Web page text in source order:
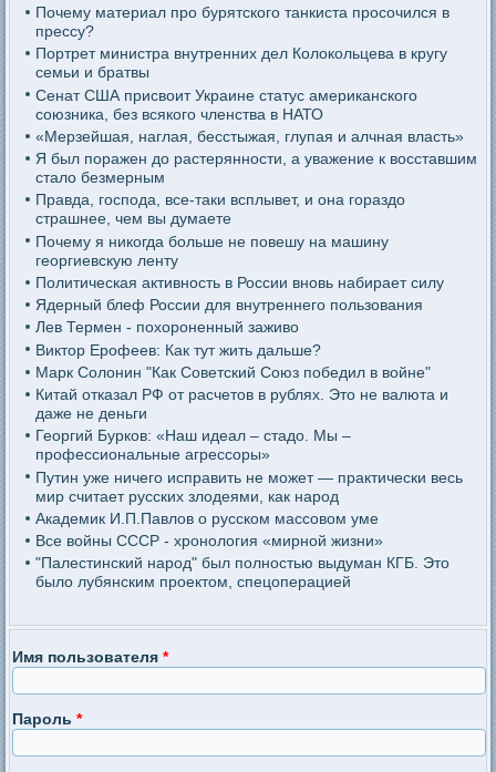
Почему материал про бурятского танкиста просочился в
прессу?
Портрет министра внутренних дел Колокольцева в кругу
семьи и братвы
Сенат США присвоит Украине статус американского
союзника, без всякого членства в НАТО
«Мерзейшая, наглая, бесстыжая, глупая и алчная власть»
Я был поражен до растерянности, а уважение к восставшим
стало безмерным
Правда, господа, все-таки всплывет, и она гораздо
страшнее, чем вы думаете
Почему я никогда больше не повешу на машину
георгиевскую ленту
Политическая активность в России вновь набирает силу
Ядерный блеф России для внутреннего пользования
Лев Термен - похороненный заживо
Виктор Ерофеев: Как тут жить дальше?
Марк Солонин "Как Советский Союз победил в войне"
Китай отказал РФ от расчетов в рублях. Это не валюта и
даже не деньги
Георгий Бурков: «Наш идеал – стадо. Мы –
профессиональные агрессоры»
Путин уже ничего исправить не может — практически весь
мир считает русских злодеями, как народ
Академик И.П.Павлов о русском массовом уме
Все войны СССР - хронология «мирной жизни»
"Палестинский народ" был полностью выдуман КГБ. Это
было лубянским проектом, спецоперацией
Имя пользователя*
Пароль*